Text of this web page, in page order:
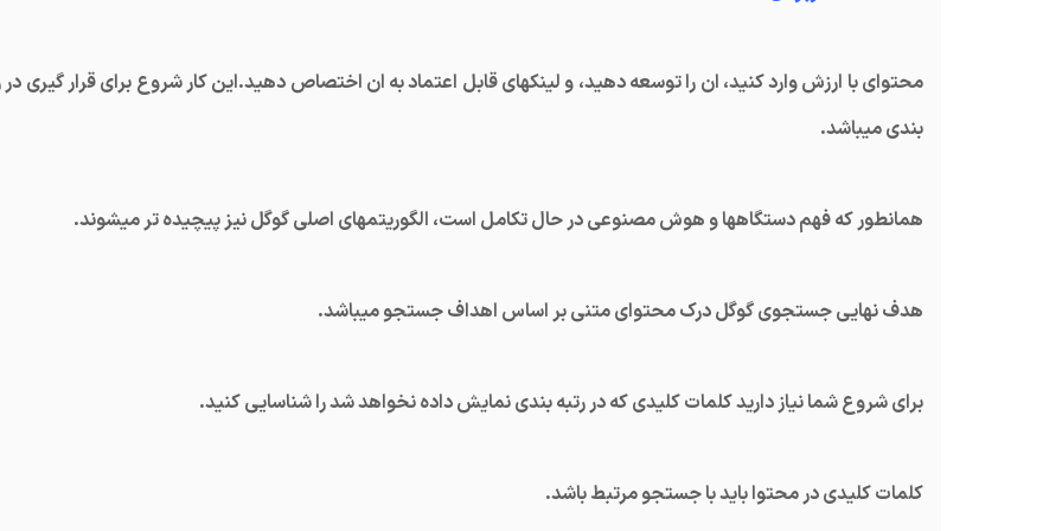
محتوای با ارزش وارد کنید، ان را توسعه دهید، و لینکهای قابل اعتماد به ان اختصاص دهید.این کار شروع برای قرار گیری در
بندی میباشد.
همانطور که فهم دستگاهها و هوش مصنوعی در حال تکامل است، الگوریتمهای اصلی گوگل نیز پیچیده تر میشوند.
هدف نهایی جستجوی گوگل درک محتوای متنی بر اساس اهداف جستجو میباشد.
برای شروع شما نیاز دارید کلمات کلیدی که در رتبه بندی نمایش داده نخواهد شد را شناسایی کنید.
کلمات کلیدی در محتوا باید با جستجو مرتبط باشد.